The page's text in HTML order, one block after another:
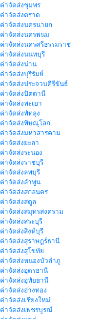
ค่าจัดส่งชุมพร
ค่าจัดส่งตราด
ค่าจัดส่งนครนายก
ค่าจัดส่งนครพนม
ค่าจัดส่งนครศรีธรรมราช
ค่าจัดส่งนนทบุรี
ค่าจัดส่งน่าน
ค่าจัดส่งบุรีรัมย์
ค่าจัดส่งประจวบคีรีขันธ์
ค่าจัดส่งปัตตานี
ค่าจัดส่งพะเยา
ค่าจัดส่งพัทลุง
ค่าจัดส่งพิษณุโลก
ค่าจัดส่งมหาสารคาม
ค่าจัดส่งยะลา
ค่าจัดส่งระนอง
ค่าจัดส่งราชบุรี
ค่าจัดส่งลพบุรี
ค่าจัดส่งลำพูน
ค่าจัดส่งสกลนคร
ค่าจัดส่งสตูล
ค่าจัดส่งสมุทรสงคราม
ค่าจัดส่งสระบุรี
ค่าจัดส่งสิงห์บุรี
ค่าจัดส่งสุราษฎร์ธานี
ค่าจัดส่งสุโขทัย
ค่าจัดส่งหนองบัวลำภู
ค่าจัดส่งอุดรธานี
ค่าจัดส่งอุทัยธานี
ค่าจัดส่งอ่างทอง
ค่าจัดส่งเชียงใหม่
ค่าจัดส่งเพชรบูรณ์